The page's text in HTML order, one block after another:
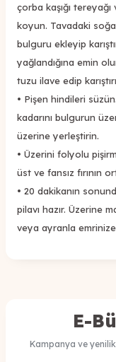
çorba kaşığı tereyağı
koyun. Tavadaki
bulguru ekleyip
yağlandığına emin
tuzu ilave edip
• Pişen hindileri
kadarını bulgurun
üzerine yerleştirin.
• Üzerini folyolu
üst ve fansız fırının
• 20 dakikanın
pilavı hazır. Üzerine
veya ayranla
E-
Kampanya ve